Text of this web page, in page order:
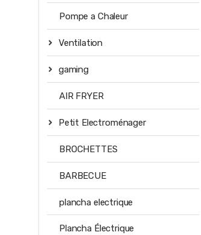
Pompe a Chaleur
Ventilation
gaming
AIR FRYER
Petit Electroménager
BROCHETTES
BARBECUE
plancha electrique
Plancha Électrique